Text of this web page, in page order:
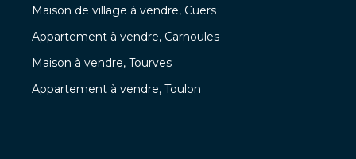
Maison de village à vendre, Cuers
Appartement à vendre, Carnoules
Maison à vendre, Tourves
Appartement à vendre, Toulon